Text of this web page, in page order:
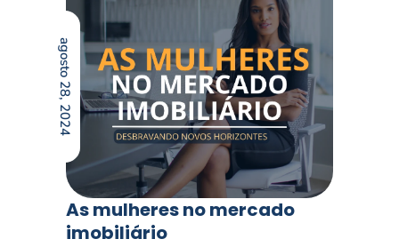
agosto 28, 2024
As mulheres no mercado
imobiliário